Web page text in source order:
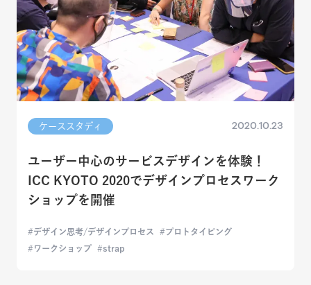
ケーススタディ 2020.10.23
ユーザー中心のサービスデザインを体験！
ICC KYOTO 2020でデザインプロセスワーク
ショップを開催
デザイン思考/デザインプロセス
プロトタイピング
ワークショップ
strap